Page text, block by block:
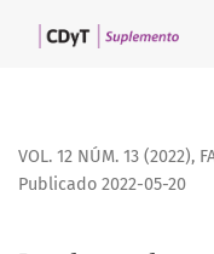
Intelectuales y
VOL. 12 NÚM. 13 (2022),
Publicado 2022-05-20